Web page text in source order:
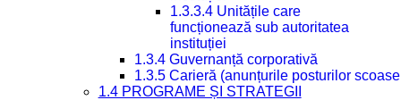
1.3.3.4 Unitățile care
funcționează sub autoritatea
instituției
1.3.4 Guvernanță corporativă
1.3.5 Carieră (anunțurile posturilor
1.4 PROGRAME ȘI STRATEGII